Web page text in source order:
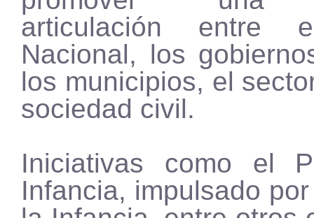
articulación entre
Nacional, los
los municipios, el
sociedad civil.
Iniciativas como el
Infancia, impulsado